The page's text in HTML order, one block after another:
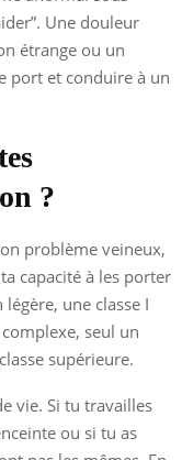
Une douleur
étrange ou un
port et conduire à un
?
problème veineux,
capacité à les porter
une classe I
seul un
supérieure.
vie. Si tu travailles
ou si tu as